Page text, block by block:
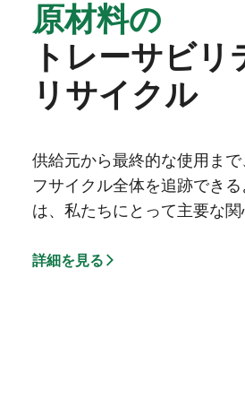
原材料の
トレーサビリ
リサイクル
供給元から最終的な使用ま
フサイクル全体を追跡でき
は、私たちにとって主要な関
詳細を見る